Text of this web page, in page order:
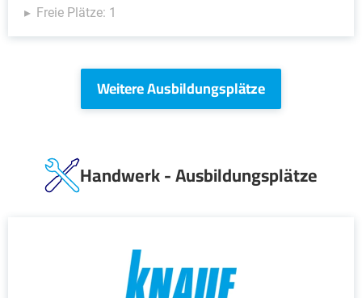
Freie Plätze: 1
Weitere Ausbildungsplätze
Handwerk - Ausbildungsplätze